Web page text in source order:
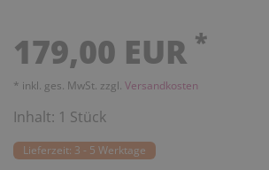
179,00 EUR *
* inkl. ges. MwSt. zzgl. Versandkosten
Inhalt: 1 Stück
Lieferzeit: 3 - 5 Werktage